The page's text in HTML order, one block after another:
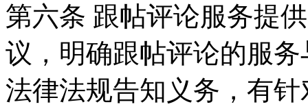
第六条 跟帖评论服务提
议，明确跟帖评论的服
法律法规告知义务，有